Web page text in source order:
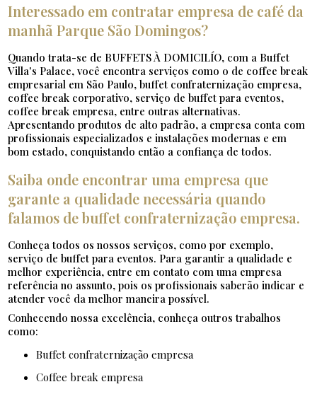
Interessado em contratar empresa de café da
manhã Parque São Domingos?
Quando trata-se de BUFFETS À DOMICILÍO, com a Buffet
Villa's Palace, você encontra serviços como o de coffee break
empresarial em São Paulo, buffet confraternização empresa,
coffee break corporativo, serviço de buffet para eventos,
coffee break empresa, entre outras alternativas.
Apresentando produtos de alto padrão, a empresa conta com
profissionais especializados e instalações modernas e em
bom estado, conquistando então a confiança de todos.
Saiba onde encontrar uma empresa que
garante a qualidade necessária quando
falamos de buffet confraternização empresa.
Conheça todos os nossos serviços, como por exemplo,
serviço de buffet para eventos. Para garantir a qualidade e
melhor experiência, entre em contato com uma empresa
referência no assunto, pois os profissionais saberão indicar e
atender você da melhor maneira possível.
Conhecendo nossa excelência, conheça outros trabalhos
como:
buffet confraternização empresa
coffee break empresa